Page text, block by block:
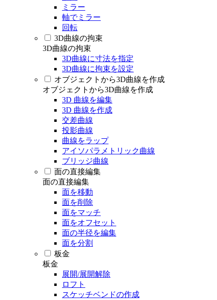
ミラー
軸でミラー
回転
3D曲線の拘束
3D曲線の拘束
3D曲線に寸法を指定
3D曲線に拘束を設定
オブジェクトから3D曲線を作成
オブジェクトから3D曲線を作成
3D 曲線を編集
3D 曲線を作成
交差曲線
投影曲線
曲線をラップ
アイソパラメトリック曲線
ブリッジ曲線
面の直接編集
面の直接編集
面を移動
面を削除
面をマッチ
面をオフセット
面の半径を編集
面を分割
板金
板金
展開/展開解除
ロフト
スケッチベンドの作成